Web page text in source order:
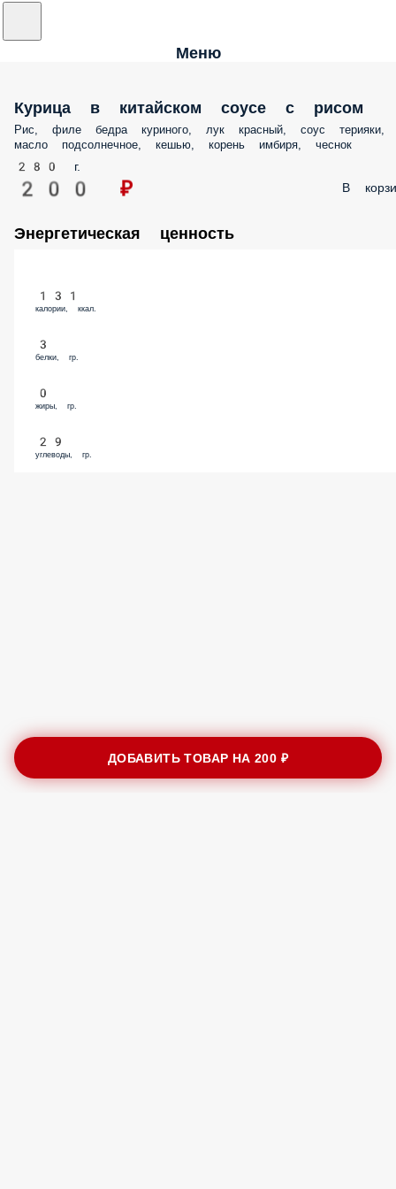
Меню
Курица в китайском соусе с рисом
Рис, филе бедра куриного, лук красный, соус терияки, масло
подсолнечное, кешью, корень имбиря, чеснок
280 г.
200 ₽ В
Энергетическая ценность
131
калории, ккал.
3
белки, гр.
0
жиры, гр.
29
углеводы, гр.
ДОБАВИТЬ ТОВАР НА200 ₽